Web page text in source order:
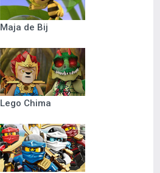
Maja de Bij
Lego Chima